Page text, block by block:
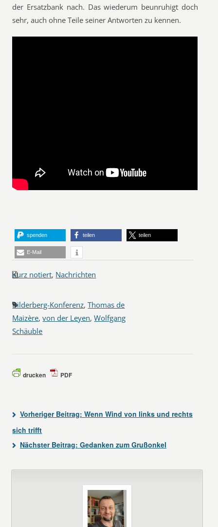
der Ersatzbank nach. Das wiederum beunruhigt doch
sehr, auch ohne Teile seiner Antworten zu kennen.
spenden teilen teilen
E-Mail
Kurz notiert, Nachrichten
Bilderberg-Konferenz,Thomas de
Maizère,von der Leyen,Wolfgang
Schäuble
drucken PDF
Vorheriger Beitrag: Wenn Wind von links und rechts
sich trifft
Nächster Beitrag: Gedanken zum Grußonkel